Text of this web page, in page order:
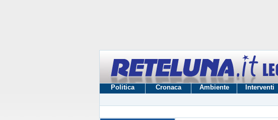
Politica Cronaca Ambiente Interventi